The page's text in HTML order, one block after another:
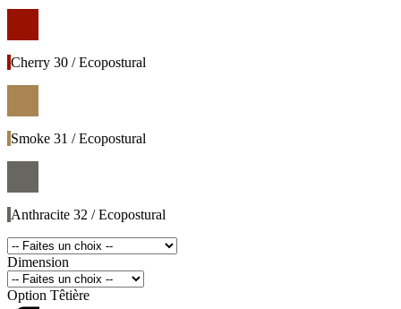
Cherry 30 / Ecopostural
Smoke 31 / Ecopostural
Anthracite 32 / Ecopostural
Dimension
Option Têtière